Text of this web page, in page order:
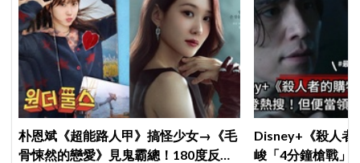
朴恩斌《超能路人甲》搞怪少女→《毛
骨悚然的戀愛》見鬼霸總！180度反差
Disney+《殺人者
峻「4分鐘槍戰」